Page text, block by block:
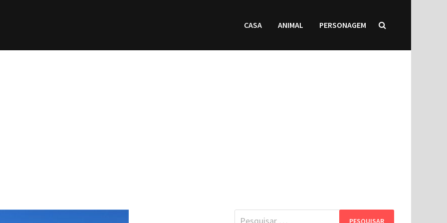
CASA ANIMAL PERSONAGEM
Pesquisar